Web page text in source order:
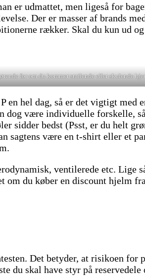
er udmattet, men ligeså for
Der er masser af brands
rækker. Skal du kun ud
for om du kommer smilende eller skulende
en hel dag, så er det vigtigt
dog være individuelle forskelle,
sidder bedst (Psst, er du helt
sagtens være en t-shirt eller et
ventilerede etc. Lige
du køber en discount hjelm
Det betyder, at risikoen for
du skal have styr på reservedele